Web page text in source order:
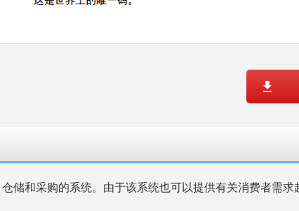
储和采购的系统。由于该系统也可以提供有关消费者需求